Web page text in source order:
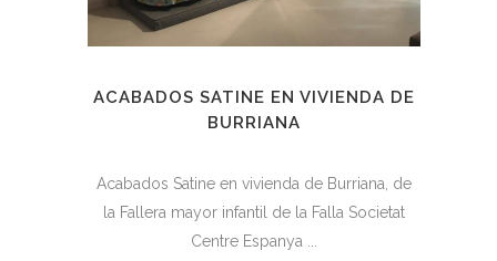
ACABADOS SATINE EN VIVIENDA DE
BURRIANA
Acabados Satine en vivienda de Burriana, de
la Fallera mayor infantil de la Falla Societat
Centre Espanya ...